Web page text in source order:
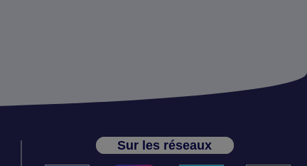
Sur les réseaux